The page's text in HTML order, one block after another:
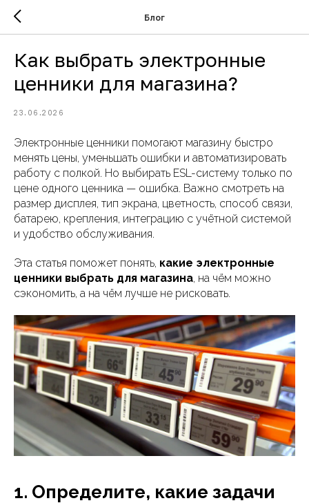
Блог
Как выбрать электронные
ценники для магазина?
23.06.2026
Электронные ценники помогают магазину быстро
менять цены, уменьшать ошибки и автоматизировать
работу с полкой. Но выбирать ESL-систему только по
цене одного ценника — ошибка. Важно смотреть на
размер дисплея, тип экрана, цветность, способ связи,
батарею, крепления, интеграцию с учётной системой
и удобство обслуживания.
Эта статья поможет понять, какие электронные
ценники выбрать для магазина, на чём можно
сэкономить, а на чём лучше не рисковать.
1. Определите, какие задачи